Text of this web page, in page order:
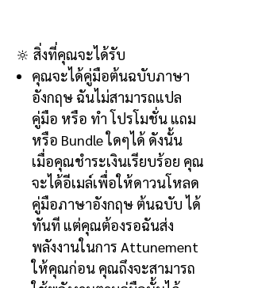
🔆 สิ่งที่คุณจะได้รับ
คุณจะได้คู่มือต้นฉบับภาษา
อังกฤษ ฉันไม่สามารถแปล
คู่มือ หรือ ทำ โปรโมชั่น แถม
หรือ Bundleใดๆได้ ดังนั้น
เมื่อคุณชำระเงินเรียบร้อย คุณ
จะได้อีเมล์เพื่อให้ดาวนโหลด
คู่มือภาษาอังกฤษ ต้นฉบับ ได้
ทันที แต่คุณต้องรอฉันส่ง
พลังงานในการ Attunement
ให้คุณก่อน คุณถึงจะสามารถ